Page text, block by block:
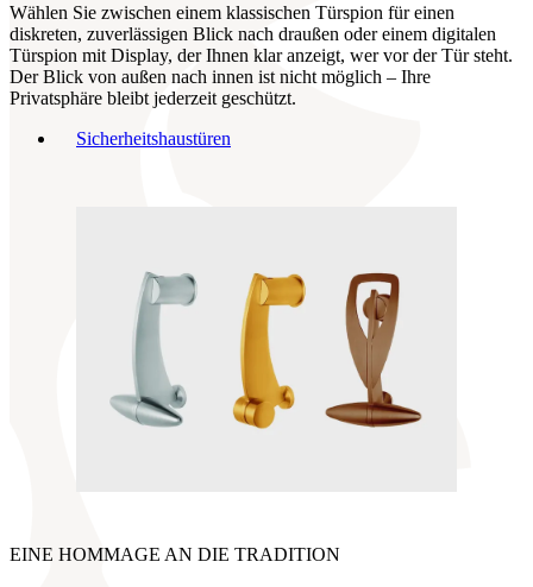
Wählen Sie zwischen einem klassischen Türspion für einen
diskreten, zuverlässigen Blick nach draußen oder einem digitalen
Türspion mit Display, der Ihnen klar anzeigt, wer vor der Tür steht.
Der Blick von außen nach innen ist nicht möglich – Ihre
Privatsphäre bleibt jederzeit geschützt.
Sicherheitshaustüren
EINE HOMMAGE AN DIE TRADITION